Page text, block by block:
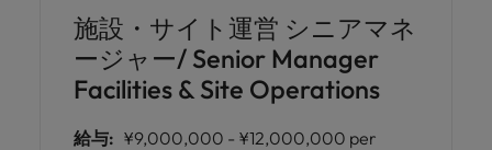
施設・サイト運営 シニアマネ
ージャー/ Senior Manager
Facilities & Site Operations
給与: ¥9,000,000 - ¥12,000,000 per